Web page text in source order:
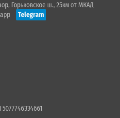
Горьковское ш., 25км от МКАД
Telegram